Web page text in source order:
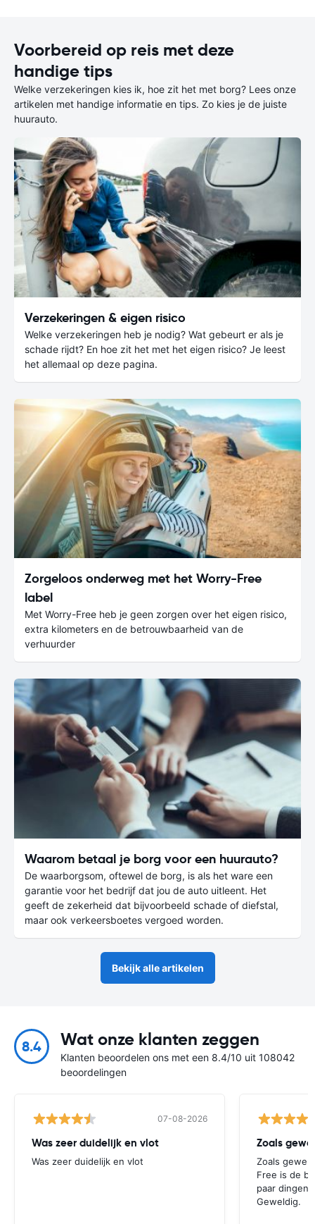
Voorbereid op reis met deze
handige tips
Welke verzekeringen kies ik, hoe zit het met borg? Lees onze
artikelen met handige informatie en tips. Zo kies je de juiste
huurauto.
Verzekeringen & eigen risico
Welke verzekeringen heb je nodig? Wat gebeurt er als je
schade rijdt? En hoe zit het met het eigen risico? Je leest
het allemaal op deze pagina.
Zorgeloos onderweg met het Worry-Free
label
Met Worry-Free heb je geen zorgen over het eigen risico,
extra kilometers en de betrouwbaarheid van de
verhuurder
Waarom betaal je borg voor een huurauto?
De waarborgsom, oftewel de borg, is als het ware een
garantie voor het bedrijf dat jou de auto uitleent. Het
geeft de zekerheid dat bijvoorbeeld schade of diefstal,
maar ook verkeersboetes vergoed worden.
Bekijk alle artikelen
8.4 Wat onze klanten zeggen
Klanten beoordelen ons met een 8.4/10 uit 108042
beoordelingen
07-08-2026
Was zeer duidelijk en vlot
Was zeer duidelijk en vlot
Zoals
Free is de
paar dingen
Geweldig.